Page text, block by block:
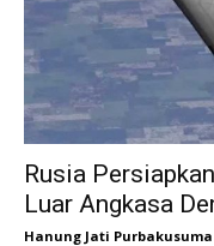
Rusia
Luar Angkasa
Hanung Jati Purbakusuma